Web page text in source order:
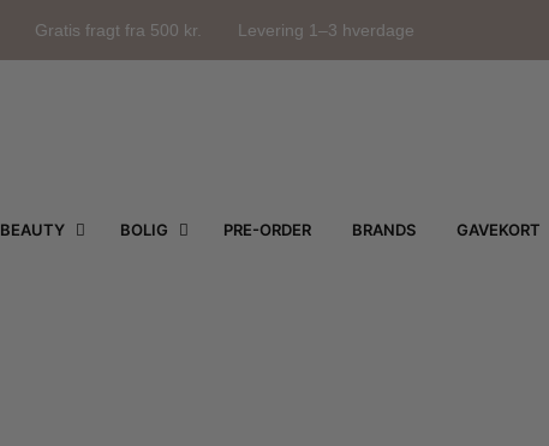
Gratis fragt fra 500 kr. Levering 1–3 hverdage
BEAUTY BOLIG PRE-ORDER BRANDS GAVEKORT